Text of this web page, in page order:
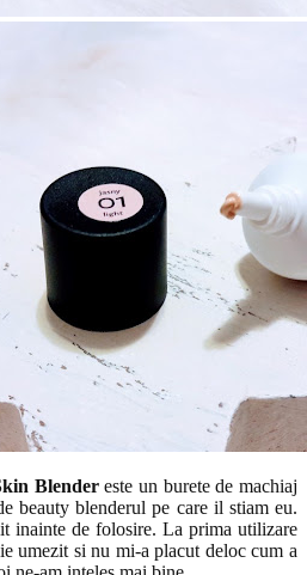
Blendereste un burete de machiaj
beauty blenderul pe care il stiam eu.
inainte de folosire. La prima utilizare
umezit si nu mi-a placut deloc cum a